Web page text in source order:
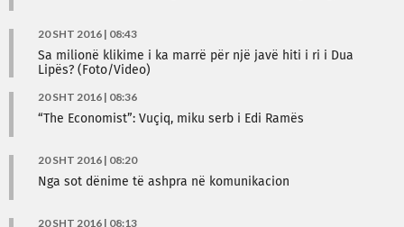
20 SHT 2016 | 08:43
Sa milionë klikime i ka marrë për një javë hiti i ri i Dua
Lipës? (Foto/Video)
20 SHT 2016 | 08:36
“The Economist”: Vuçiq, miku serb i Edi Ramës
20 SHT 2016 | 08:20
Nga sot dënime të ashpra në komunikacion
20 SHT 2016 | 08:13